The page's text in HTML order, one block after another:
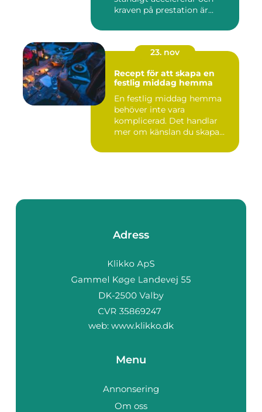
kraven på prestation är...
23. nov
Recept för att skapa en
festlig middag hemma
En festlig middag hemma
behöver inte vara
komplicerad. Det handlar
mer om känslan du skapa...
Adress
web: www.klikko.dk
Menu
Annonsering
Om oss